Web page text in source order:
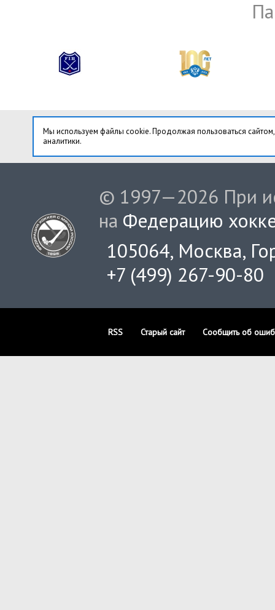
Мы используем файлы cookie. Продолжая пользоваться
аналитики.
© 1997—2026 При
на Федерацию
105064, Москва,
+7 (499) 267-90-80
RSS Старый сайт Сообщить об